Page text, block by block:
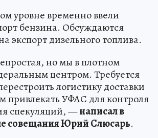
уровне временно ввели
бензина. Обсуждаются
экспорт дизельного топлива.
но мы в плотном
центром. Требуется
логистику доставки
привлекать УФАС для контроля
спекуляций, —написал в
совещания Юрий Слюсарь.